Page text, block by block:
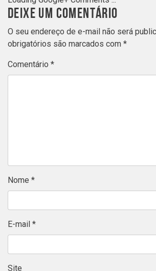
DEIXE UM COMENTÁRIO
O seu endereço de e-mail não será
obrigatórios são marcados com *
Comentário *
Nome *
E-mail *
Site